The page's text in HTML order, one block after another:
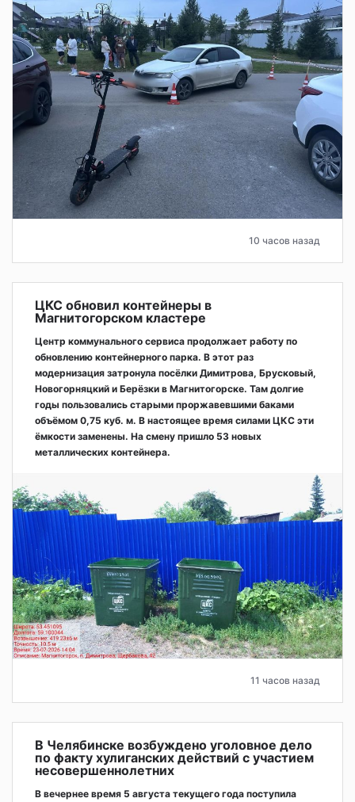
10 часов назад
ЦКС обновил контейнеры в
Магнитогорском кластере
Центр коммунального сервиса продолжает работу по
обновлению контейнерного парка. В этот раз
модернизация затронула посёлки Димитрова, Брусковый,
Новогорняцкий и Берёзки в Магнитогорске. Там долгие
годы пользовались старыми проржавевшими баками
объёмом 0,75 куб. м. В настоящее время силами ЦКС эти
ёмкости заменены. На смену пришло 53 новых
металлических контейнера.
11 часов назад
В Челябинске возбуждено уголовное дело
по факту хулиганских действий с участием
несовершеннолетних
В вечернее время 5 августа текущего года поступила